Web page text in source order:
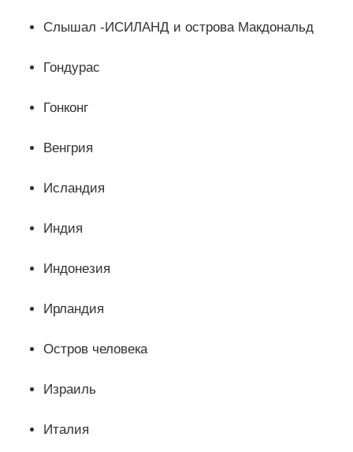
Слышал -ИСИЛАНД и острова Макдональд
Гондурас
Гонконг
Венгрия
Исландия
Индия
Индонезия
Ирландия
Остров человека
Израиль
Италия